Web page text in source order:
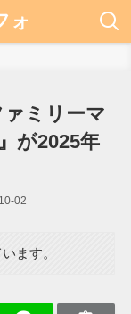
ォ
ァミリーマ
が2025年
02
ます。